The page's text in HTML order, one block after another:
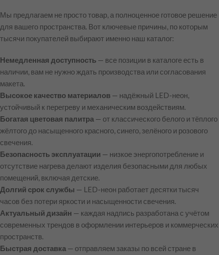
Мы предлагаем не просто товар, а полноценное готовое решение
для вашего пространства. Вот ключевые причины, по которым
тысячи покупателей выбирают именно наш каталог:
Немедленная доступность — все позиции в каталоге есть в
наличии, вам не нужно ждать производства или согласования
макета.
Высокое качество материалов — надёжный LED-неон,
устойчивый к перегреву и механическим воздействиям.
Богатая цветовая палитра — от классического белого и тёплого
жёлтого до насыщенного красного, синего, зелёного и розового
свечения.
Безопасность эксплуатации — низкое энергопотребление и
отсутствие нагрева делают изделия безопасными для любых
помещений, включая детские.
Долгий срок службы — LED-неон работает десятки тысяч
часов без потери яркости и насыщенности свечения.
Актуальный дизайн — каждая надпись разработана с учётом
современных трендов в оформлении интерьеров и коммерческих
пространств.
Быстрая доставка — отправляем заказы по всей стране в